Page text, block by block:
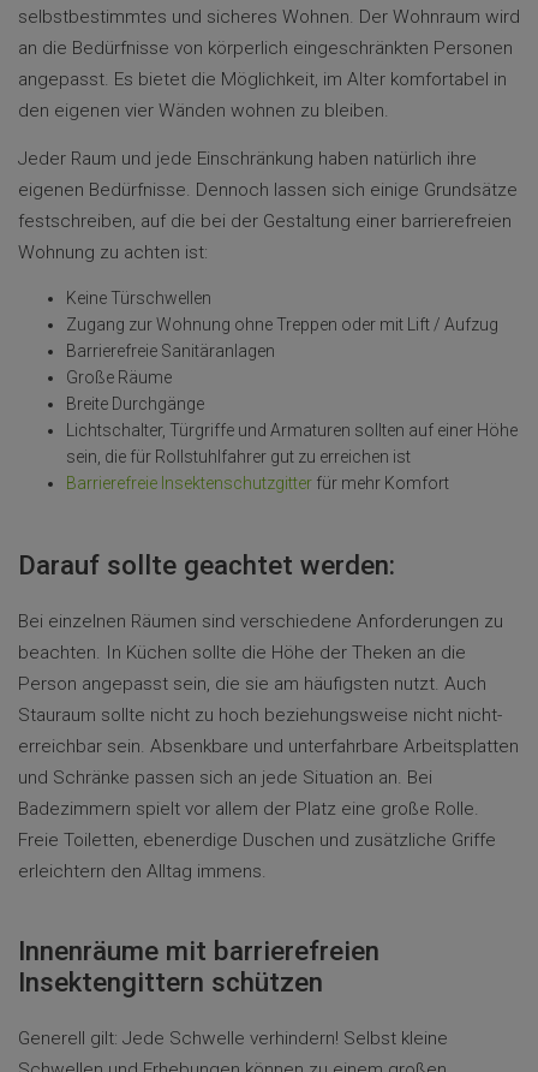
selbstbestimmtes und sicheres Wohnen. Der Wohnraum wird
an die Bedürfnisse von körperlich eingeschränkten Personen
angepasst. Es bietet die Möglichkeit, im Alter komfortabel in
den eigenen vier Wänden wohnen zu bleiben.
Jeder Raum und jede Einschränkung haben natürlich ihre
eigenen Bedürfnisse. Dennoch lassen sich einige Grundsätze
festschreiben, auf die bei der Gestaltung einer barrierefreien
Wohnung zu achten ist:
Keine Türschwellen
Zugang zur Wohnung ohne Treppen oder mit Lift / Aufzug
Barrierefreie Sanitäranlagen
Große Räume
Breite Durchgänge
Lichtschalter, Türgriffe und Armaturen sollten auf einer Höhe
sein, die für Rollstuhlfahrer gut zu erreichen ist
Barrierefreie Insektenschutzgitter für mehr Komfort
Darauf sollte geachtet werden:
Bei einzelnen Räumen sind verschiedene Anforderungen zu
beachten. In Küchen sollte die Höhe der Theken an die
Person angepasst sein, die sie am häufigsten nutzt. Auch
Stauraum sollte nicht zu hoch beziehungsweise nicht nicht-
erreichbar sein. Absenkbare und unterfahrbare Arbeitsplatten
und Schränke passen sich an jede Situation an. Bei
Badezimmern spielt vor allem der Platz eine große Rolle.
Freie Toiletten, ebenerdige Duschen und zusätzliche Griffe
erleichtern den Alltag immens.
Innenräume mit barrierefreien
Insektengittern schützen
Generell gilt: Jede Schwelle verhindern! Selbst kleine